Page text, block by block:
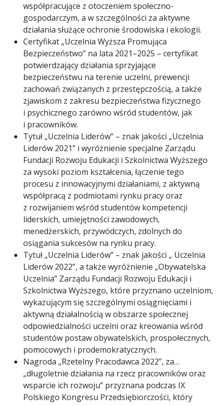
współpracujące z otoczeniem społeczno-
gospodarczym, a w szczególności za aktywne
działania służące ochronie środowiska i ekologii.
Certyfikat „Uczelnia Wyższa Promująca
Bezpieczeństwo” na lata 2021–2025 – certyfikat
potwierdzający działania sprzyjające
bezpieczeństwu na terenie uczelni, prewencji
zachowań związanych z przestępczością, a także
zjawiskom z zakresu bezpieczeństwa fizycznego
i psychicznego zarówno wśród studentów, jak
i pracowników.
Tytuł „Uczelnia Liderów” – znak jakości „Uczelnia
Liderów 2021” i wyróżnienie specjalne Zarządu
Fundacji Rozwoju Edukacji i Szkolnictwa Wyższego
za wysoki poziom kształcenia, łączenie tego
procesu z innowacyjnymi działaniami, z aktywną
współpracą z podmiotami rynku pracy oraz
z rozwijaniem wśród studentów kompetencji
liderskich, umiejętności zawodowych,
menedżerskich, przywódczych, zdolnych do
osiągania sukcesów na rynku pracy.
Tytuł „Uczelnia Liderów” – znak jakości „ Uczelnia
Liderów 2022”, a także wyróżnienie „Obywatelska
Uczelnia” Zarządu Fundacji Rozwoju Edukacji i
Szkolnictwa Wyższego, które przyznano uczelniom,
wykazującym się szczególnymi osiągnięciami i
aktywną działalnością w obszarze społecznej
odpowiedzialności uczelni oraz kreowania wśród
studentów postaw obywatelskich, prospołecznych,
pomocowych i prodemokratycznych.
Nagroda „Rzetelny Pracodawca 2022”, za…
„długoletnie działania na rzecz pracowników oraz
wsparcie ich rozwoju” przyznana podczas IX
Polskiego Kongresu Przedsiębiorczości, który